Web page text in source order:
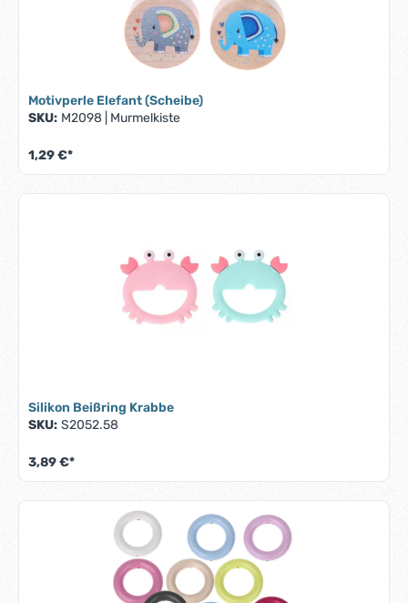
Motivperle Elefant (Scheibe)
SKU: M2098 Murmelkiste
1,29 €*
Silikon Beißring Krabbe
SKU: S2052.58
3,89 €*